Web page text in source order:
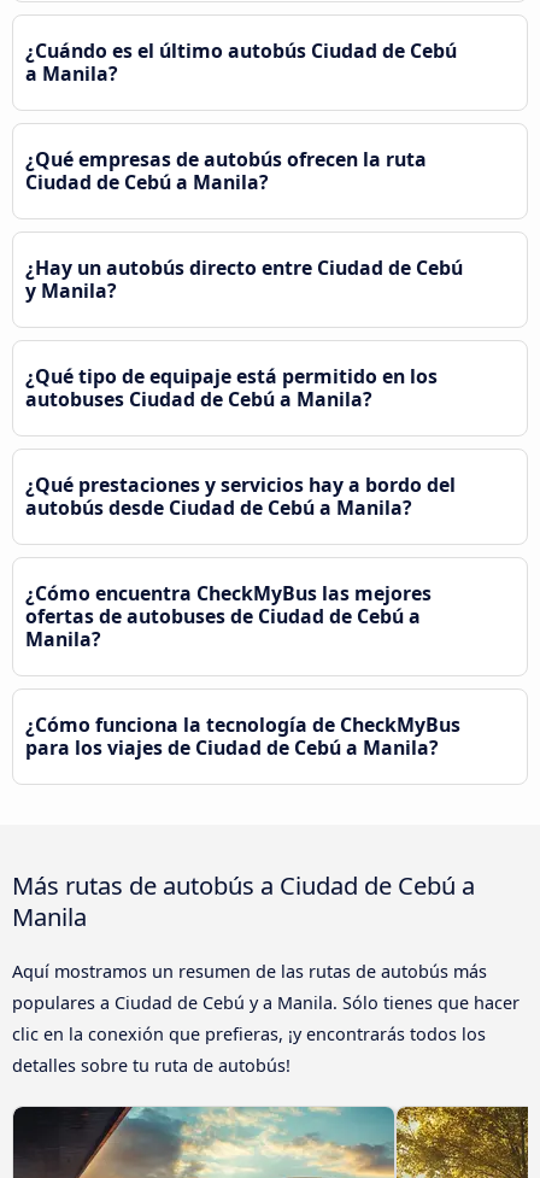
¿Cuándo es el último autobús Ciudad de Cebú
a Manila?
¿Qué empresas de autobús ofrecen la ruta
Ciudad de Cebú a Manila?
¿Hay un autobús directo entre Ciudad de Cebú
y Manila?
¿Qué tipo de equipaje está permitido en los
autobuses Ciudad de Cebú a Manila?
¿Qué prestaciones y servicios hay a bordo del
autobús desde Ciudad de Cebú a Manila?
¿Cómo encuentra CheckMyBus las mejores
ofertas de autobuses de Ciudad de Cebú a
Manila?
¿Cómo funciona la tecnología de CheckMyBus
para los viajes de Ciudad de Cebú a Manila?
Más rutas de autobús a Ciudad de Cebú a
Manila
Aquí mostramos un resumen de las rutas de autobús más
populares a Ciudad de Cebú y a Manila. Sólo tienes que hacer
clic en la conexión que prefieras, ¡y encontrarás todos los
detalles sobre tu ruta de autobús!